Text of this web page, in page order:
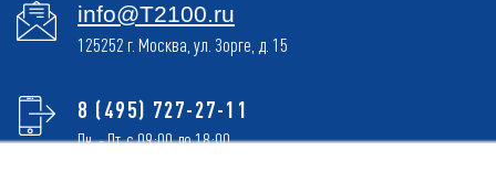
info@T2100.ru
125252 г. Москва, ул. Зорге, д. 15
8 (495) 727-27-11
Пн. - Пт. с 09:00 до 18:00